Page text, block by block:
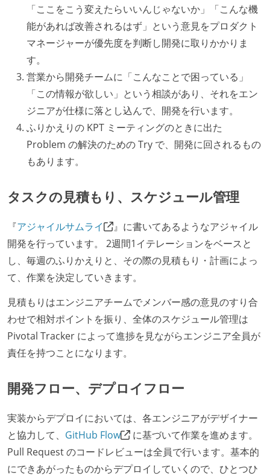
「ここをこう変えたらいいんじゃないか」「こんな機
能があれば改善されるはず」という意見をプロダクト
マネージャーが優先度を判断し開発に取りかかりま
す。
営業から開発チームに「こんなことで困っている」
「この情報が欲しい」という相談があり、それをエン
ジニアが仕様に落とし込んで、開発を行います。
ふりかえりの KPT ミーティングのときに出た
Problem の解決のための Try で、開発に回されるもの
もあります。
タスクの見積もり、スケジュール管理
『アジャイルサムライ
』に書いてあるようなアジャイル
開発を行っています。 2週間1イテレーションをベースと
し、毎週のふりかえりと、その際の見積もり・計画によっ
て、作業を決定していきます。
見積もりはエンジニアチームでメンバー感の意見のすり合
わせで相対ポイントを振り、全体のスケジュール管理は
Pivotal Tracker によって進捗を見ながらエンジニア全員が
責任を持つことになります。
開発フロー、デプロイフロー
実装からデプロイにおいては、各エンジニアがデザイナー
と協力して、 GitHub Flow
に基づいて作業を進めます。
Pull Request のコードレビューは全員で行います。基本的
にできあがったものからデプロイしていくので、ひとつひ